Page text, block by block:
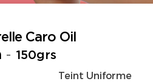
Caro Oil
- 150grs
Teint Uniforme